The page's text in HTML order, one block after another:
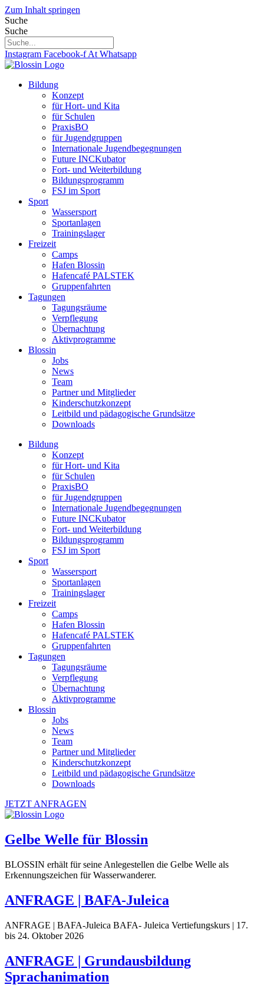
Zum Inhalt springen
Suche
Suche
Instagram Facebook-f At Whatsapp
Bildung
Konzept
für Hort- und Kita
für Schulen
PraxisBO
für Jugendgruppen
Internationale Jugendbegegnungen
Future INCKubator
Fort- und Weiterbildung
Bildungsprogramm
FSJ im Sport
Sport
Wassersport
Sportanlagen
Trainingslager
Freizeit
Camps
Hafen Blossin
Hafencafé PALSTEK
Gruppenfahrten
Tagungen
Tagungsräume
Verpflegung
Übernachtung
Aktivprogramme
Blossin
Jobs
News
Team
Partner und Mitglieder
Kinderschutzkonzept
Leitbild und pädagogische Grundsätze
Downloads
Bildung
Konzept
für Hort- und Kita
für Schulen
PraxisBO
für Jugendgruppen
Internationale Jugendbegegnungen
Future INCKubator
Fort- und Weiterbildung
Bildungsprogramm
FSJ im Sport
Sport
Wassersport
Sportanlagen
Trainingslager
Freizeit
Camps
Hafen Blossin
Hafencafé PALSTEK
Gruppenfahrten
Tagungen
Tagungsräume
Verpflegung
Übernachtung
Aktivprogramme
Blossin
Jobs
News
Team
Partner und Mitglieder
Kinderschutzkonzept
Leitbild und pädagogische Grundsätze
Downloads
JETZT ANFRAGEN
Gelbe Welle für Blossin
BLOSSIN erhält für seine Anlegestellen die Gelbe Welle als
Erkennungszeichen für Wasserwanderer.
ANFRAGE | BAFA-Juleica
ANFRAGE | BAFA-Juleica BAFA- Juleica Vertiefungskurs | 17.
bis 24. Oktober 2026
ANFRAGE | Grundausbildung
Sprachanimation